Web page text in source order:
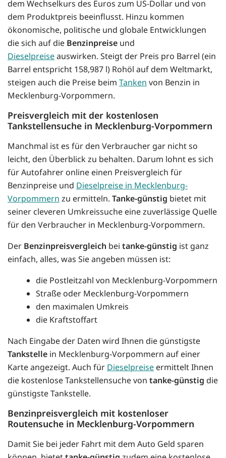
dem Wechselkurs des Euros zum US-Dollar und von
dem Produktpreis beeinflusst. Hinzu kommen
ökonomische, politische und globale Entwicklungen
die sich auf die Benzinpreise und
Dieselpreiseauswirken. Steigt der Preis pro Barrel (ein
Barrel entspricht 158,987 l) Rohöl auf dem Weltmarkt,
steigen auch die Preise beim Tanken von Benzin in
Mecklenburg-Vorpommern.
Preisvergleich mit der kostenlosen
Tankstellensuche in Mecklenburg-Vorpommern
Manchmal ist es für den Verbraucher gar nicht so
leicht, den Überblick zu behalten. Darum lohnt es sich
für Autofahrer online einen Preisvergleich für
Benzinpreise und Dieselpreise in Mecklenburg-
Vorpommern zu ermitteln. Tanke-günstig bietet mit
seiner cleveren Umkreissuche eine zuverlässige Quelle
für den Verbraucher in Mecklenburg-Vorpommern.
Der Benzinpreisvergleich bei tanke-günstig ist ganz
einfach, alles, was Sie angeben müssen ist:
die Postleitzahl von Mecklenburg-Vorpommern
Straße oder Mecklenburg-Vorpommern
den maximalen Umkreis
die Kraftstoffart
Nach Eingabe der Daten wird Ihnen die günstigste
Tankstelle in Mecklenburg-Vorpommern auf einer
Karte angezeigt. Auch für Dieselpreise ermittelt Ihnen
die kostenlose Tankstellensuche von tanke-günstig die
günstigste Tankstelle.
Benzinpreisvergleich mit kostenloser
Routensuche in Mecklenburg-Vorpommern
Damit Sie bei jeder Fahrt mit dem Auto Geld sparen